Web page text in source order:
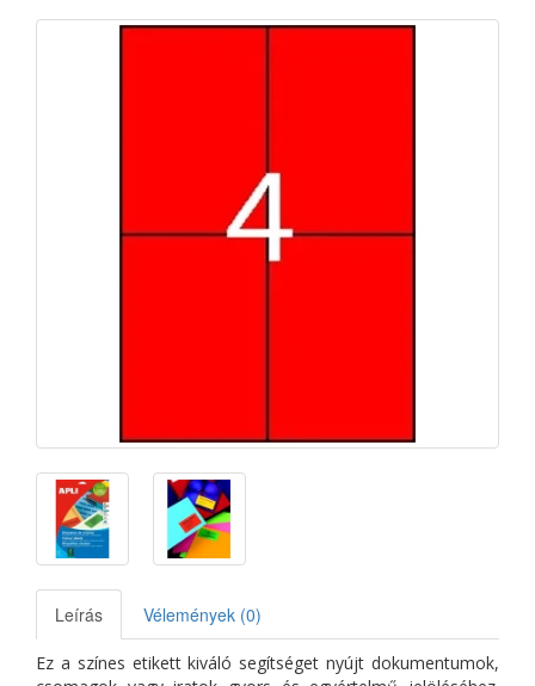
Leírás Vélemények (0)
Ez a színes etikett kiváló segítséget nyújt dokumentumok,